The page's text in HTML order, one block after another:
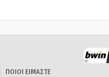
ΠΟΙΟΙ ΕΙΜΑΣΤΕ